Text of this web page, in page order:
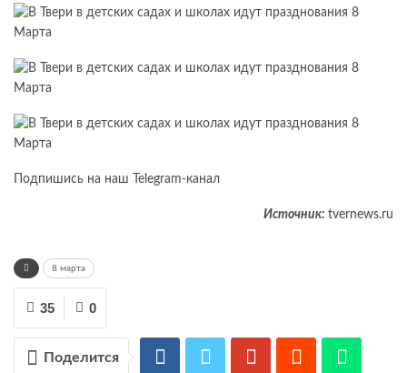
Подпишись на наш Telegram-канал
Источник: tvernews.ru
8 марта
0
35
Поделится